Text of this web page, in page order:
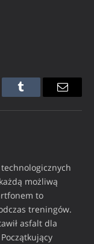
Tumblr Email
możliwą
to
treningów.
asfalt dla